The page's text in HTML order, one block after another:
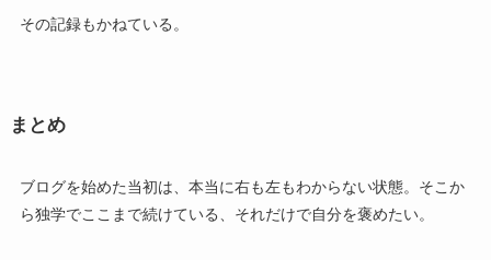
その記録もかねている。
まとめ
ブログを始めた当初は、本当に右も左もわからない状態。そこか
ら独学でここまで続けている、それだけで自分を褒めたい。